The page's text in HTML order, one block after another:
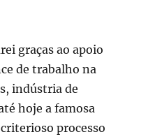
graças ao apoio
de trabalho na
indústria de
hoje a famosa
processo